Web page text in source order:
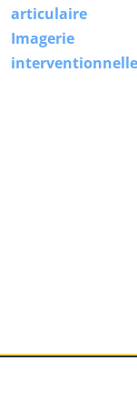
articulaire
Imagerie
interventionnelle